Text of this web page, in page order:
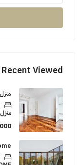
Recent Viewed